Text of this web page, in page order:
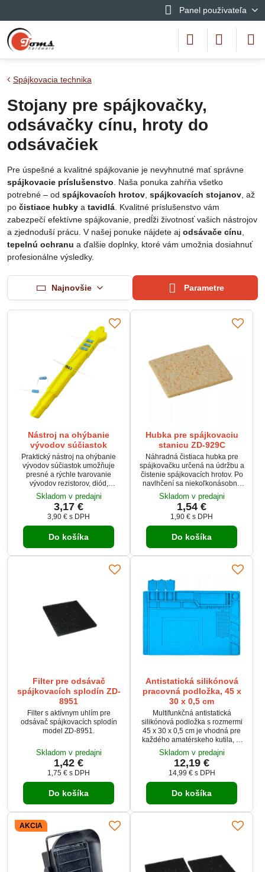
Panel používateľa
Spájkovacia technika
Stojany pre spájkovačky,
odsávačky cínu, hroty do
odsávačiek
Pre úspešné a kvalitné spájkovanie je nevyhnutné mať správne
spájkovacie príslušenstvo . Naša ponuka zahŕňa všetko
potrebné – od spájkovacích hrotov spájkovacích stojanov , až
po čistiace hubky a tavidlá . Kvalitné príslušenstvo vám
zabezpečí efektívne spájkovanie, predĺži životnosť vašich nástrojov
a zjednoduší prácu. V našej ponuke nájdete aj odsávače cínu
tepelnú ochranu a ďalšie doplnky, ktoré vám umožnia dosiahnuť
profesionálne výsledky.
Najnovšie Parametre
Nástroj na ohýbanie
vývodov súčiastok
Praktický nástroj na ohýbanie
vývodov súčiastok umožňuje
presné a rýchle tvarovanie
vývodov rezistorov, diód,
kondenzátorov a iných prvkov.
Vhodný pre 5 štandardných
rozstupov vývodov: 7,5 / 10 / 12,5
/ 15 / 17,5 mm. Zabezpečuje
rovnomerné ohyby bez
poškodenia vývodov a urýchľuje
osadzovanie do DPS. Ideálny
pomocník pre elektronikov a
Skladom v predajni
3,17 €
3,90 € s DPH
Do košíka
Hubka pre spájkovaciu
stanicu ZD-929C
Náhradná čistiaca hubka pre
spájkovačku určená na údržbu a
čistenie spájkovacích hrotov. Po
navlhčení sa niekoľkonásobne
zväčší a účinne odstraňuje
zvyšky cínu bez poškodenia
hrotu. Rozmer hubky je 70 × 40
mm a je možné ju ľahko upraviť
nožnicami na požadovaný
rozmer.
Skladom v predajni
1,54 €
1,90 € s DPH
Do košíka
Filter pre odsávač
spájkovacích splodín ZD-
8951
Filter s aktívnym uhlím pre
odsávač spájkovacích splodín
model ZD-8951.
Skladom v predajni
1,42 €
1,75 € s DPH
Do košíka
Antistatická silikónová
pracovná podložka, 45 x
30 x 0,5 cm
Multifunkčná antistatická
silikónová podložka s rozmermi
45 x 30 x 0,5 cm je vhodná pre
každého amatérskeho kutila, či
profi servis. Uľahčuje
spájkovanie či opravu drobnej
elektroniky, kedy máte všetko na
jednom mieste. Podložka je
odolná vysokým teplotám. Má 4
magnetické body: pre skrutky,
diely či skrutkovače, ktoré sa vám
už neodkotúľajú. Súčasťou
podložky sú aj rôzne priehradky
Skladom v predajni
12,19 €
14,99 € s DPH
Do košíka
AKCIA